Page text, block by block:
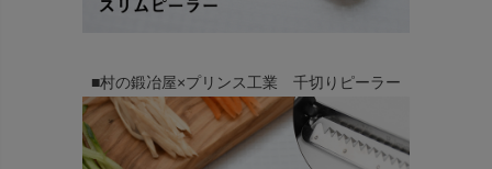
■村の鍛冶屋×プリンス工業 千切りピーラー